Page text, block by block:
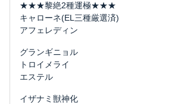
★★★黎絶2種運極★★★
キャローネ(EL三種厳選済)
アフェレディン
グランギニョル
トロイメライ
エステル
イザナミ獣神化